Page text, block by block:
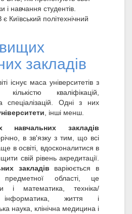
і навчання студентів.
Київський політехнічний
закладів
існує маса університетів з
кваліфікацій,
спеціалізацій. Одні з них
, інші менш.
навчальних закладів
в зв'язку з тим, що всі
в освіті, вдосконалитися в
свій рівень акредитації.
закладів варіюється в
предметної області, це
і математика, техніка/
життя і
наука, клінічна медицина і